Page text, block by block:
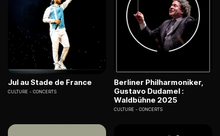
Jul au Stade de France
CULTURE CONCERTS
Berliner Philharmoniker,
Gustavo Dudamel :
Waldbühne 2025
CULTURE CONCERTS